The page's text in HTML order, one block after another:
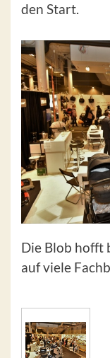
den Start.
Die Blob hofft
auf viele